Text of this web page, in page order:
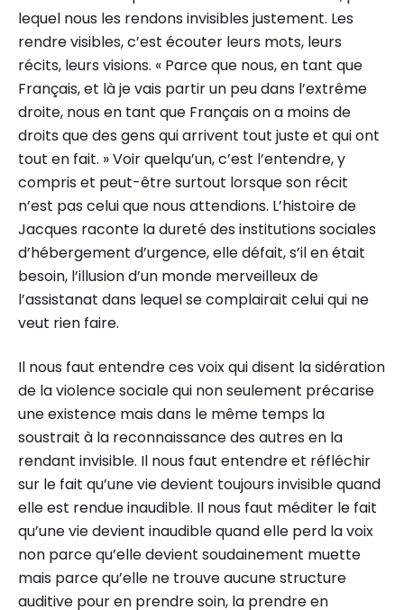
lequel nous les rendons invisibles justement. Les
rendre visibles, c’est écouter leurs mots, leurs
récits, leurs visions. « Parce que nous, en tant que
Français, et là je vais partir un peu dans l’extrême
droite, nous en tant que Français on a moins de
droits que des gens qui arrivent tout juste et qui ont
tout en fait. » Voir quelqu’un, c’est l’entendre, y
compris et peut-être surtout lorsque son récit
n’est pas celui que nous attendions. L’histoire de
Jacques raconte la dureté des institutions sociales
d’hébergement d’urgence, elle défait, s’il en était
besoin, l’illusion d’un monde merveilleux de
l’assistanat dans lequel se complairait celui qui ne
veut rien faire.
Il nous faut entendre ces voix qui disent la sidération
de la violence sociale qui non seulement précarise
une existence mais dans le même temps la
soustrait à la reconnaissance des autres en la
rendant invisible. Il nous faut entendre et réfléchir
sur le fait qu’une vie devient toujours invisible quand
elle est rendue inaudible. Il nous faut méditer le fait
qu’une vie devient inaudible quand elle perd la voix
non parce qu’elle devient soudainement muette
mais parce qu’elle ne trouve aucune structure
auditive pour en prendre soin, la prendre en